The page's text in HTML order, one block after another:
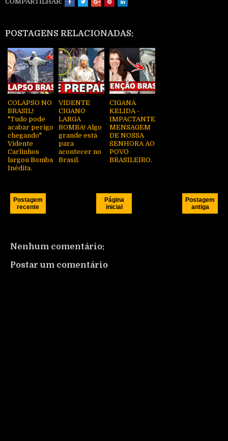
POSTAGENS RELACIONADAS:
COLAPSO NO
BRASIL!
"Tudo pode
acabar perigo
chegando"
Vidente
Carlinhos
largou Bomba
Inédita.
VIDENTE
CIGANO
LARGA
BOMBA! Algo
grande está
para
acontecer no
Brasil.
CIGANA
KELIDA -
IMPACTANTE
MENSAGEM
DE NOSSA
SENHORA AO
POVO
BRASILEIRO.
Postagem
recente
Postagem
antiga
Página
inicial
Nenhum comentário:
Postar um comentário